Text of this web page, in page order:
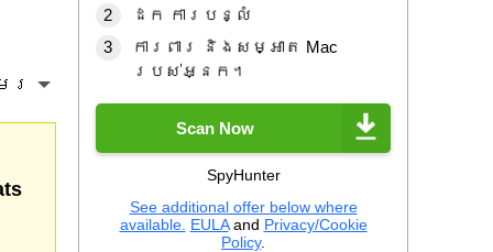
ែរ
ដក ការបន្លំ
ការពារ និងសម្អាត Mac
របស់អ្នក។
Scan Now
SpyHunter
See additional offer below where
available. EULAand Privacy/Cookie
Policy.